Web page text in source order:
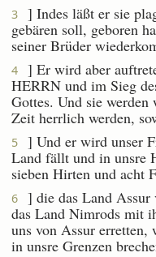
3
] Indes läßt er sie
gebären soll, geboren
seiner Brüder
4
] Er wird aber
HERRN und im Sieg
Gottes. Und sie
Zeit herrlich werden,
5
] Und er wird unser
Land fällt und in unsre
sieben Hirten und acht
6
] die das Land Assur
das Land Nimrods mit
uns von Assur erretten,
in unsre Grenzen